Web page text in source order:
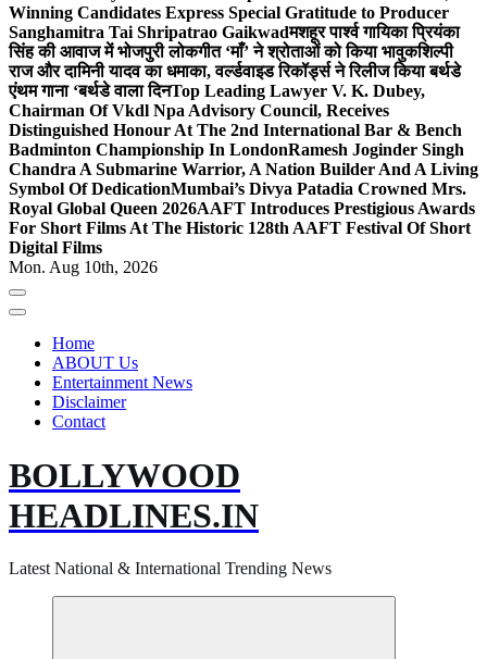
Winning Candidates Express Special Gratitude to Producer
Sanghamitra Tai Shripatrao Gaikwadमशहूर पार्श्व गायिका प्रियंका
सिंह की आवाज में भोजपुरी लोकगीत ‘माँ’ ने श्रोताओं को किया भावुकशिल्पी
राज और दामिनी यादव का धमाका, वर्ल्डवाइड रिकॉर्ड्स ने रिलीज किया बर्थडे
एंथम गाना ‘बर्थडे वाला दिनTop Leading Lawyer V. K. Dubey,
Chairman Of Vkdl Npa Advisory Council, Receives
Distinguished Honour At The 2nd International Bar & Bench
Badminton Championship In LondonRamesh Joginder Singh
Chandra A Submarine Warrior, A Nation Builder And A Living
Symbol Of DedicationMumbai’s Divya Patadia Crowned Mrs.
Royal Global Queen 2026AAFT Introduces Prestigious Awards
For Short Films At The Historic 128th AAFT Festival Of Short
Digital Films
Mon. Aug 10th, 2026
Home
ABOUT Us
Entertainment News
Disclaimer
Contact
BOLLYWOOD
HEADLINES.IN
Latest National & International Trending News